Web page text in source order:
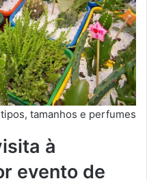
tamanhos e perfumes
à
evento de